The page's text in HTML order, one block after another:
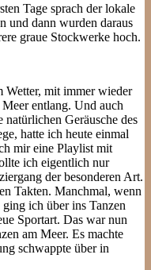
Tage sprach der lokale
und dann wurden daraus
graue Stockwerke hoch.
Wetter, mit immer wieder
entlang. Und auch
Geräusche des
hatte ich heute einmal
mir eine Playlist mit
ich eigentlich nur
der besonderen Art.
Takten. Manchmal, wenn
ich über ins Tanzen
Sportart. Das war nun
am Meer. Es machte
schwappte über in